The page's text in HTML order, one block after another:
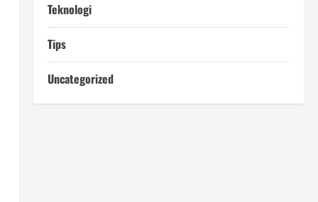
Teknologi
Tips
Uncategorized